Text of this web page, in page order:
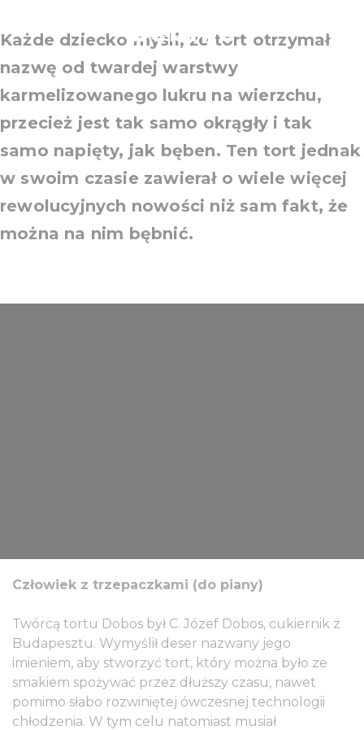
bębnić
Każde dziecko myśli, że tort otrzymał
nazwę od twardej warstwy
karmelizowanego lukru na wierzchu,
przecież jest tak samo okrągły i tak
samo napięty, jak bęben. Ten tort jednak
w swoim czasie zawierał o wiele więcej
rewolucyjnych nowości niż sam fakt, że
można na nim bębnić.
Człowiek z trzepaczkami (do piany)
Twórcą tortu Dobos był C. Józef Dobos, cukiernik z
Budapesztu. Wymyślił deser nazwany jego
imieniem, aby stworzyć tort, który można było ze
smakiem spożywać przez dłuższy czasu, nawet
pomimo słabo rozwiniętej ówczesnej technologii
chłodzenia. W tym celu natomiast musiał